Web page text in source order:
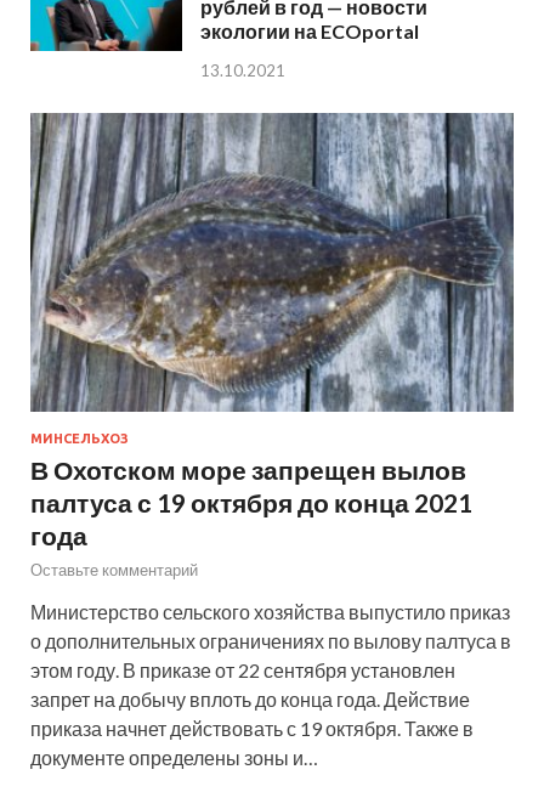
рублей в год — новости
экологии на ECOportal
13.10.2021
МИНСЕЛЬХОЗ
В Охотском море запрещен вылов
палтуса с 19 октября до конца 2021
года
Оставьте комментарий
Министерство сельского хозяйства выпустило приказ
о дополнительных ограничениях по вылову палтуса в
этом году. В приказе от 22 сентября установлен
запрет на добычу вплоть до конца года. Действие
приказа начнет действовать с 19 октября. Также в
документе определены зоны и…